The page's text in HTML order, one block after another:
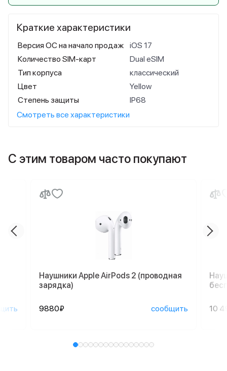
Краткие характеристики
Версия ОС на начало продаж
iOS 17
Количество SIM-карт
Dual eSIM
Тип корпуса
классический
Цвет
Yellow
Степень защиты
IP68
Смотреть все характеристики
С этим товаром часто покупают
Наушники Apple AirPods 2 (проводная
зарядка)
9880₽ сообщить 10